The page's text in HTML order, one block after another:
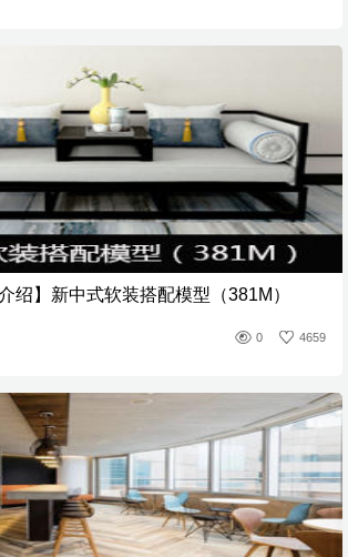
绍】新中式软装搭配模型（381M）
0 4659